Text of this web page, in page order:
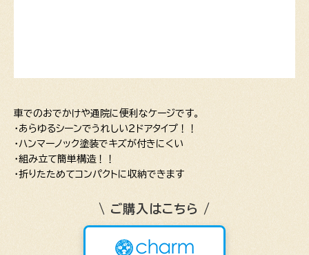
車でのおでかけや通院に便利なケージです。
・あらゆるシーンでうれしい２ドアタイプ！！
・ハンマーノック塗装でキズが付きにくい
・組み立て簡単構造！！
・折りたためてコンパクトに収納できます
\ ご購入はこちら /